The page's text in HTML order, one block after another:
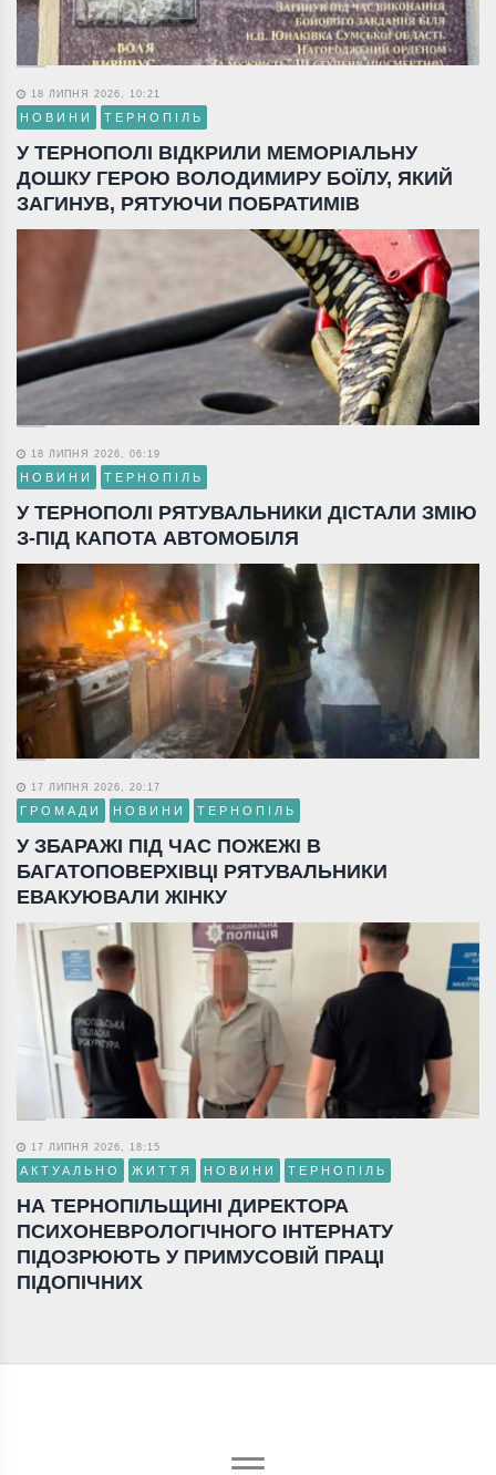
18 ЛИПНЯ 2026, 10:21
НОВИНИ ТЕРНОПІЛЬ
У ТЕРНОПОЛІ ВІДКРИЛИ МЕМОРІАЛЬНУ
ДОШКУ ГЕРОЮ ВОЛОДИМИРУ БОЇЛУ, ЯКИЙ
ЗАГИНУВ, РЯТУЮЧИ ПОБРАТИМІВ
18 ЛИПНЯ 2026, 06:19
НОВИНИ ТЕРНОПІЛЬ
У ТЕРНОПОЛІ РЯТУВАЛЬНИКИ ДІСТАЛИ ЗМІЮ
З-ПІД КАПОТА АВТОМОБІЛЯ
17 ЛИПНЯ 2026, 20:17
ГРОМАДИ НОВИНИ ТЕРНОПІЛЬ
У ЗБАРАЖІ ПІД ЧАС ПОЖЕЖІ В
БАГАТОПОВЕРХІВЦІ РЯТУВАЛЬНИКИ
ЕВАКУЮВАЛИ ЖІНКУ
17 ЛИПНЯ 2026, 18:15
АКТУАЛЬНО ЖИТТЯ НОВИНИ ТЕРНОПІЛЬ
НА ТЕРНОПІЛЬЩИНІ ДИРЕКТОРА
ПСИХОНЕВРОЛОГІЧНОГО ІНТЕРНАТУ
ПІДОЗРЮЮТЬ У ПРИМУСОВІЙ ПРАЦІ
ПІДОПІЧНИХ